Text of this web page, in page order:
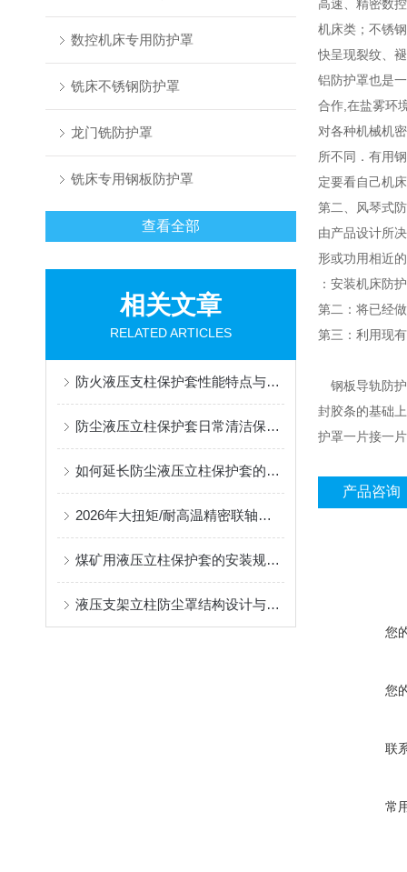
数控机床专用防护罩
铣床不锈钢防护罩
龙门铣防护罩
铣床专用钢板防护罩
查看全部
相关文章
RELATED ARTICLES
防火液压支柱保护套性能特点与阻燃防护应用
防尘液压立柱保护套日常清洁保养与更换规范
如何延长防尘液压立柱保护套的使用寿命？
2026年大扭矩/耐高温精密联轴器定制找哪家？能实现精准定制的优质厂家盘点
煤矿用液压立柱保护套的安装规范与使用寿命提升方案
液压支架立柱防尘罩结构设计与密封防护原理
高速、精密数
机床类； 不锈
快呈现裂纹、
铝防护罩也是
合作,在盐雾环
对各种机械机
所不同．有用
定要看自己机
第二、风琴式
由产品设计所
形或功用相近
：安装机床防
第二：将已经
第三：利用现
钢板导轨防
封胶条的基础
护罩一片接一
产品咨询
您
您
联
常